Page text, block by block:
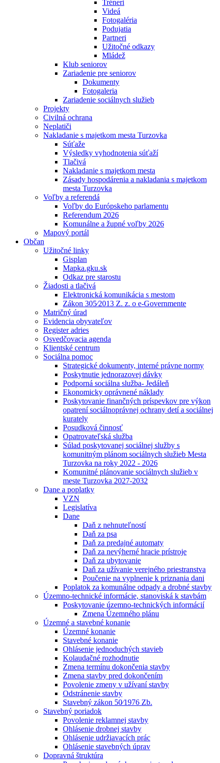
Tréneri
Videá
Fotogaléria
Podujatia
Partneri
Užitočné odkazy
Mládež
Klub seniorov
Zariadenie pre seniorov
Dokumenty
Fotogaleria
Zariadenie sociálnych služieb
Projekty
Civilná ochrana
Neplatiči
Nakladanie s majetkom mesta Turzovka
Súťaže
Výsledky vyhodnotenia súťaží
Tlačivá
Nakladanie s majetkom mesta
Zásady hospodárenia a nakladania s majetkom
mesta Turzovka
Voľby a referendá
Voľby do Európskeho parlamentu
Referendum 2026
Komunálne a župné voľby 2026
Mapový portál
Občan
Užitočné linky
Gisplan
Mapka.gku.sk
Odkaz pre starostu
Žiadosti a tlačivá
Elektronická komunikácia s mestom
Zákon 305⁄2013 Z. z. o e-Governmente
Matričný úrad
Evidencia obyvateľov
Register adries
Osvedčovacia agenda
Klientské centrum
Sociálna pomoc
Strategické dokumenty, interné právne normy
Poskytnutie jednorazovej dávky
Podporná sociálna služba- Jedáleň
Ekonomicky oprávnené náklady
Poskytovanie finančných príspevkov pre výkon
opatrení sociálnoprávnej ochrany detí a sociálnej
kurately
Posudková činnosť
Opatrovateľská služba
Súlad poskytovanej sociálnej služby s
komunitným plánom sociálnych služieb Mesta
Turzovka na roky 2022 - 2026
Komunitné plánovanie sociálnych služieb v
meste Turzovka 2027-2032
Dane a poplatky
VZN
Legislatíva
Dane
Daň z nehnuteľností
Daň za psa
Daň za predajné automaty
Daň za nevýherné hracie prístroje
Daň za ubytovanie
Daň za užívanie verejného priestranstva
Poučenie na vyplnenie k priznania dani
Poplatok za komunálne odpady a drobné stavby
Územno-technické informácie, stanoviská k stavbám
Poskytovanie územno-technických informácií
Zmena Územného plánu
Územné a stavebné konanie
Územné konanie
Stavebné konanie
Ohlásenie jednoduchých stavieb
Kolaudačné rozhodnutie
Zmena termínu dokončenia stavby
Zmena stavby pred dokončením
Povolenie zmeny v užívaní stavby
Odstránenie stavby
Stavebný zákon 50⁄1976 Zb.
Stavebný poriadok
Povolenie reklamnej stavby
Ohlásenie drobnej stavby
Ohlásenie udržiavacích prác
Ohlásenie stavebných úprav
Dopravná štruktúra